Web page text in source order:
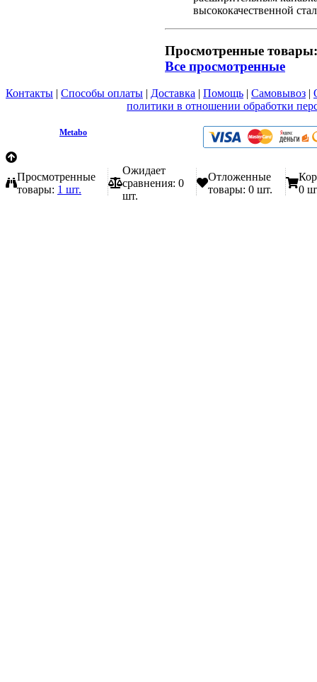
высококачественной
Просмотренные товары:
Все просмотренные
Контакты | Способы оплаты | Доставка | Помощь | Самовывоз |
политики в отношении обработки
Metabo
Просмотренные
товары: 1 шт.
Ожидает
сравнения: 0
шт.
Отложенные
товары: 0 шт.
0